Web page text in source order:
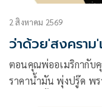
2 สิงหาคม 2569
ว่าด้วย'สงครา
ตอนคุณพ่ออเมริกากับ
ราคาน้ำมัน พุ่งปรู๊ด พร